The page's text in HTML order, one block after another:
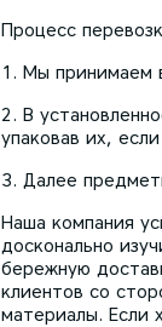
Процесс
Мы принимаем
В
упаковав их,
Далее
Наша компания
досконально
бережную
клиентов со
материалы. Если